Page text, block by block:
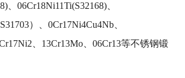
、06Cr18Ni11Ti(S32168)、
）、0Cr17Ni4Cu4Nb、
、13Cr13Mo、06Cr13等不锈钢锻